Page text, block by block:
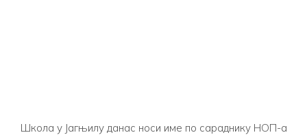
Школа у Јагњилу данас носи име по сараднику НОП-а